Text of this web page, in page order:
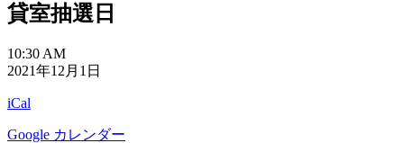
貸室抽選日
貸
室
選
日
10:30 AM
2021年12月1日
iCal
Google カレンダー